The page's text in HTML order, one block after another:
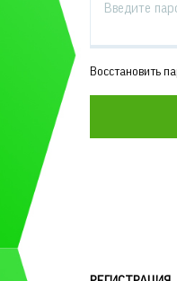
Введите
Восстановить